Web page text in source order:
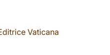
Vaticana